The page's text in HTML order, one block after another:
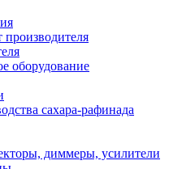
оборудование
сахара-рафинада
диммеры, усилители